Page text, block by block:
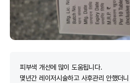
피부색 개선에 많이 도움됩니다.
몇년간 레이저시술하고 사후관리 안했더